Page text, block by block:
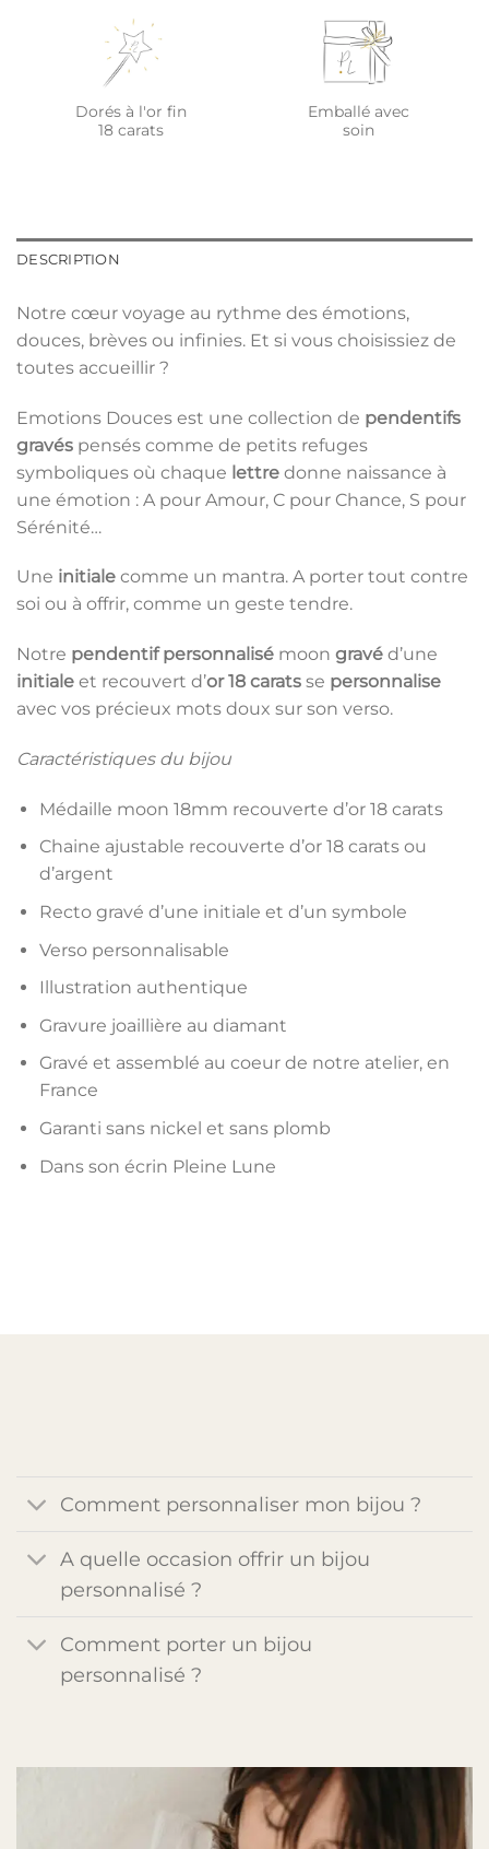
Dorés à l'or fin
18 carats
Emballé avec
soin
DESCRIPTION
Notre cœur voyage au rythme des émotions,
douces, brèves ou infinies. Et si vous choisissiez de
toutes accueillir ?
Emotions Douces est une collection de pendentifs
gravés pensés comme de petits refuges
symboliques où chaque lettre donne naissance à
une émotion : A pour Amour, C pour Chance, S pour
Sérénité…
Une initiale comme un mantra. A porter tout contre
soi ou à offrir, comme un geste tendre.
Notre pendentif personnalisé moon gravé d’une
initiale et recouvert d’or 18 carats se personnalise
avec vos précieux mots doux sur son verso.
Caractéristiques du bijou
Médaille moon 18mm recouverte d’or 18 carats
Chaine ajustable recouverte d’or 18 carats ou
d’argent
Recto gravé d’une initiale et d’un symbole
Verso personnalisable
Illustration authentique
Gravure joaillière au diamant
Gravé et assemblé au coeur de notre atelier, en
France
Garanti sans nickel et sans plomb
Dans son écrin Pleine Lune
Comment personnaliser mon bijou ?
A quelle occasion offrir un bijou
personnalisé ?
Comment porter un bijou
personnalisé ?